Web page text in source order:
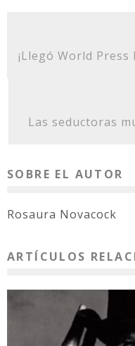
¡Llegó World
Las seductoras
SOBRE EL AUTOR
Rosaura Novacock
ARTÍCULOS